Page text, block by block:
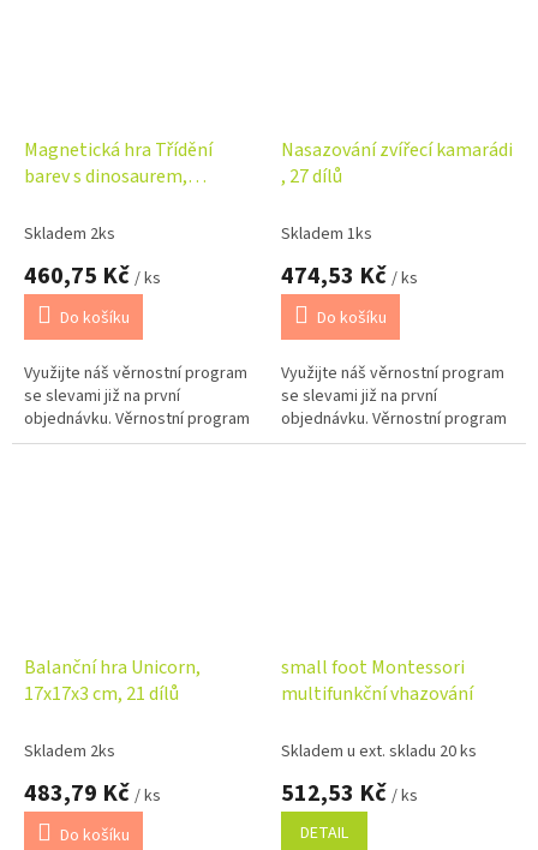
Magnetická hra Třídění
barev s dinosaurem,
Skladem 2ks
460,75 Kč / ks
Do košíku
Využijte náš věrnostní program
se slevami již na první
objednávku. Věrnostní program
Nasazování zvířecí kamarádi
, 27 dílů
Skladem 1ks
474,53 Kč / ks
Do košíku
Využijte náš věrnostní program
se slevami již na první
objednávku. Věrnostní program
Balanční hra Unicorn,
17x17x3 cm, 21 dílů
Skladem 2ks
483,79 Kč / ks
Do košíku
small foot Montessori
multifunkční vhazování
Skladem u ext. skladu 20 ks
512,53 Kč / ks
DETAIL